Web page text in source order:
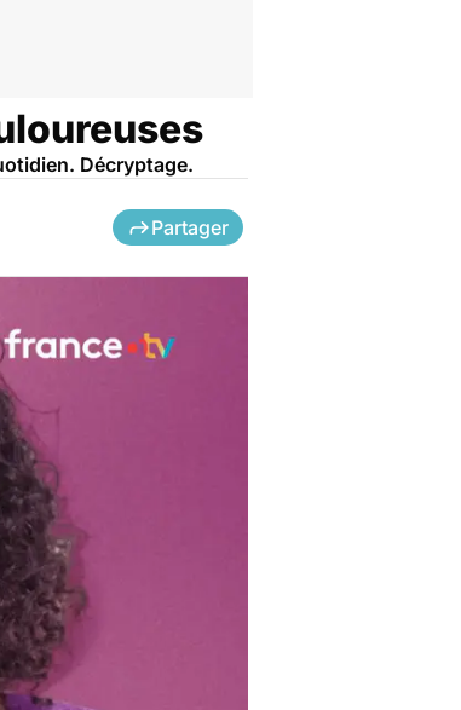
Décryptage.
Partager